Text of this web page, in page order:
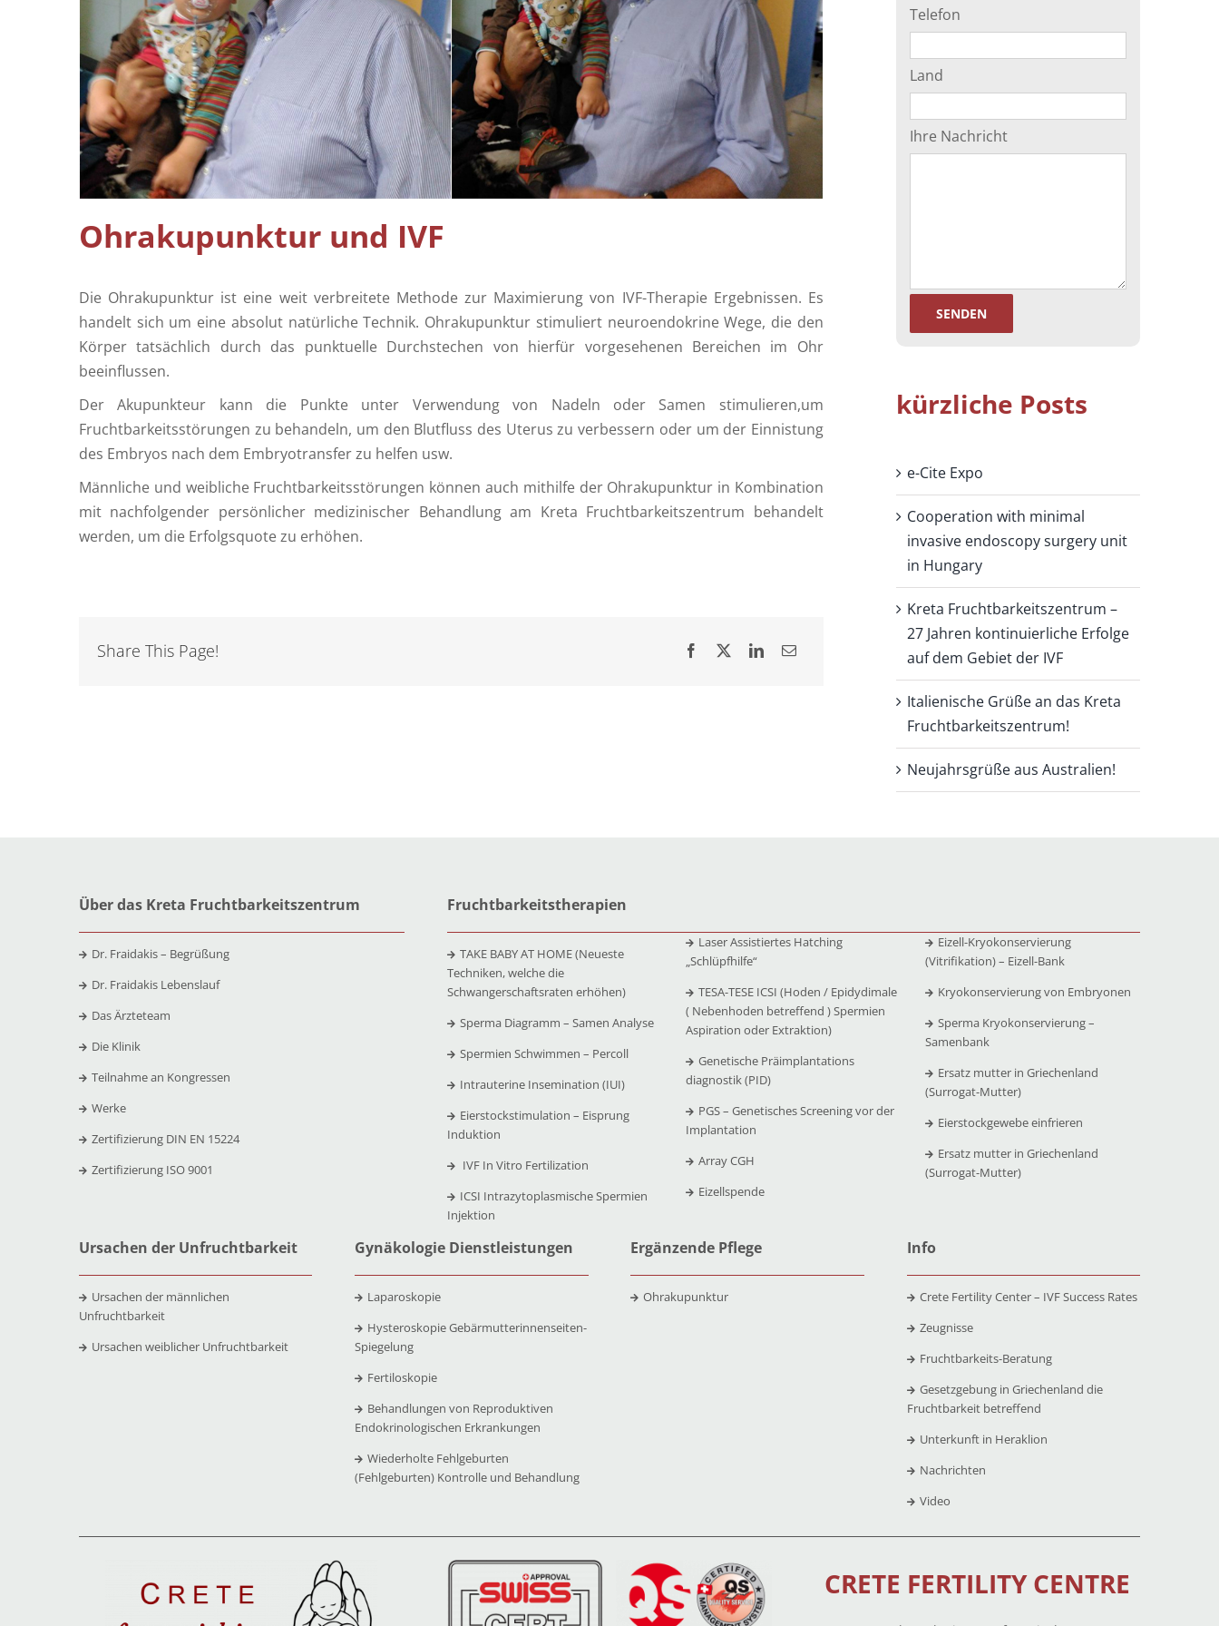
Sperma Diagramm – Samen Analyse Spermien Schwimmen – Percoll
Ohrakupunktur und IVF
Die Ohrakupunktur ist eine weit verbreitete Methode zur Maximierung von IVF-Therapie Ergebnissen. Es
handelt sich um eine absolut natürliche Technik. Ohrakupunktur stimuliert neuroendokrine Wege, die den
Körper tatsächlich durch das punktuelle Durchstechen von hierfür vorgesehenen Bereichen im Ohr
beeinflussen.
Der Akupunkteur kann die Punkte unter Verwendung von Nadeln oder Samen stimulieren,um
Fruchtbarkeitsstörungen zu behandeln, um den Blutfluss des Uterus zu verbessern oder um der Einnistung
des Embryos nach dem Embryotransfer zu helfen usw.
Männliche und weibliche Fruchtbarkeitsstörungen können auch mithilfe der Ohrakupunktur in Kombination
mit nachfolgender persönlicher medizinischer Behandlung am Kreta Fruchtbarkeitszentrum behandelt
werden, um die Erfolgsquote zu erhöhen.
Share This Page!
Telefon
Land
Ihre Nachricht
kürzliche Posts
e-Cite Expo
Cooperation with minimal
invasive endoscopy surgery unit
in Hungary
Kreta Fruchtbarkeitszentrum –
27 Jahren kontinuierliche Erfolge
auf dem Gebiet der IVF
Italienische Grüße an das Kreta
Fruchtbarkeitszentrum!
Neujahrsgrüße aus Australien!
Über das Kreta Fruchtbarkeitszentrum
Dr. Fraidakis – Begrüßung
Dr. Fraidakis Lebenslauf
Das Ärzteteam
Die Klinik
Teilnahme an Kongressen
Werke
Zertifizierung DIN EN 15224
Zertifizierung ISO 9001
Fruchtbarkeitstherapien
TAKE BABY AT HOME (Neueste
Techniken, welche die
Schwangerschaftsraten erhöhen)
Sperma Diagramm – Samen Analyse
Spermien Schwimmen – Percoll
Intrauterine Insemination (IUI)
Eierstockstimulation – Eisprung
Induktion
IVF In Vitro Fertilization
ICSI Intrazytoplasmische Spermien
Injektion
Laser Assistiertes Hatching
„Schlüpfhilfe“
TESA-TESE ICSI (Hoden / Epidydimale
( Nebenhoden betreffend ) Spermien
Aspiration oder Extraktion)
Genetische Präimplantations
diagnostik (PID)
PGS – Genetisches Screening vor der
Implantation
Array CGH
Eizellspende
Eizell-Kryokonservierung
(Vitrifikation) – Eizell-Bank
Kryokonservierung von Embryonen
Sperma Kryokonservierung –
Samenbank
Ersatz mutter in Griechenland
(Surrogat-Mutter)
Eierstockgewebe einfrieren
Ersatz mutter in Griechenland
(Surrogat-Mutter)
Ursachen der Unfruchtbarkeit
Ursachen der männlichen
Unfruchtbarkeit
Ursachen weiblicher Unfruchtbarkeit
Gynäkologie Dienstleistungen
Laparoskopie
Hysteroskopie Gebärmutterinnenseiten-
Spiegelung
Fertiloskopie
Behandlungen von Reproduktiven
Endokrinologischen Erkrankungen
Wiederholte Fehlgeburten
(Fehlgeburten) Kontrolle und Behandlung
Ergänzende Pflege
Ohrakupunktur
Info
Crete Fertility Center – IVF Success Rates
Zeugnisse
Fruchtbarkeits-Beratung
Gesetzgebung in Griechenland die
Fruchtbarkeit betreffend
Unterkunft in Heraklion
Nachrichten
Video
CRETE FERTILITY CENTRE